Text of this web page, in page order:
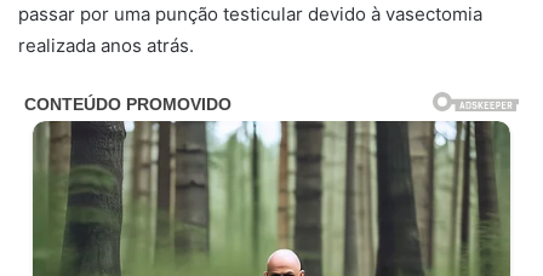
passar por uma punção testicular devido à vasectomia
realizada anos atrás.